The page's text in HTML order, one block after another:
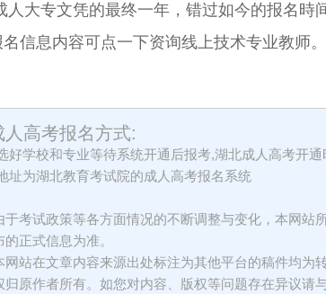
人大专文凭的最终一年，错过如今的报名時
信息内容可点一下资询线上技术专业教师。
人高考报名方式:
好学校和专业等待系统开通后报考,湖北成人高考开通
址为湖北教育考试院的成人高考报名系统
于考试政策等各方面情况的不断调整与变化，本网站
正式信息为准。
网站在文章内容来源出处标注为其他平台的稿件均为
归原作者所有。如您对内容、版权等问题存在异议请